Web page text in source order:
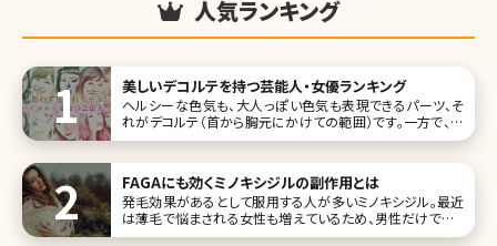
人気ランキング
美しいデコルテを持つ芸能人・女優ランキング
ヘルシーな色気も、大人っぽい色気も表現できるパーツ、そ
れがデコルテ（首から胸元にかけての範囲）です。一方で、エ
イジングサインが目立ちやすいという、あまり嬉しくない特徴
ュー掲載
FAGAにも効くミノキシジルの副作用とは
発毛効果があるとして服用する人が多いミノキシジル。最近
は薄毛で悩まされる女性も増えているため、男性だけでなく
女性でも服用する人が増えているんだそうです。ただ、ミノキ